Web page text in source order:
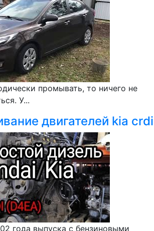
промывать, то ничего не
У...
двигателей kia crdi
года выпуска с бензиновыми